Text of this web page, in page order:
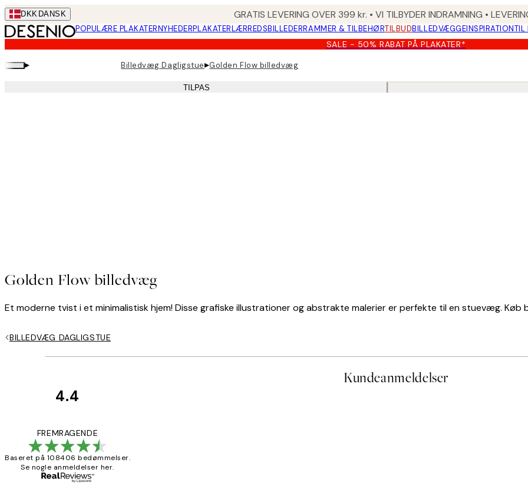
Skip
to
main
content.
DKK DANSK GRATIS LEVERING OVER 399 kr. • VI TILBYDER INDRAMNING •
POPULÆRE PLAKATERNYHEDERPLAKATERLÆRREDSBILLEDERRAMMER & TILBEHØRTILBUDBILLEDVÆGGEINSPIRATIONTIL
SALE - 50% RABAT PÅ PLAKATER*
▸ Billedvæg Dagligstue▸Golden Flow billedvæg
TILPAS
Golden Flow billedvæg
Et moderne tvist i et minimalistisk hjem! Disse grafiske illustrationer og abstrakte malerier er perfekte til en stuevæg. Køb
BILLEDVÆG DAGLIGSTUE
Kundeanmeldelser
4.4
FREMRAGENDE
Baseret på 108406 bedømmelser.
Se nogle anmeldelser her.